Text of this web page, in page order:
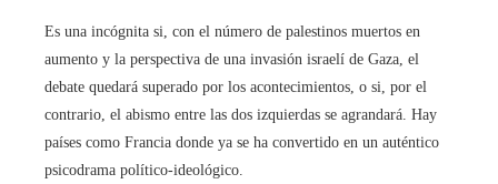
Es una incógnita si, con el número de palestinos muertos en
aumento y la perspectiva de una invasión israelí de Gaza, el
debate quedará superado por los acontecimientos, o si, por el
contrario, el abismo entre las dos izquierdas se agrandará. Hay
países como Francia donde ya se ha convertido en un auténtico
psicodrama político-ideológico.